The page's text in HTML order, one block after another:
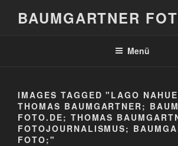
BAUMGARTNER
Menü
IMAGES TAGGED "LAGO
THOMAS BAUMGARTNER;
FOTO.DE; THOMAS
FOTOJOURNALISMUS;
FOTO;"